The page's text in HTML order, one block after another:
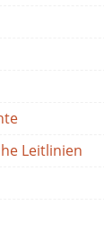
Leitlinien